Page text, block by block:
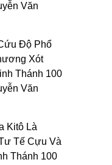
Văn
Độ Phổ
Xót
Thánh 100
Văn
Kitô Là
Tế Cựu Và
Thánh 100